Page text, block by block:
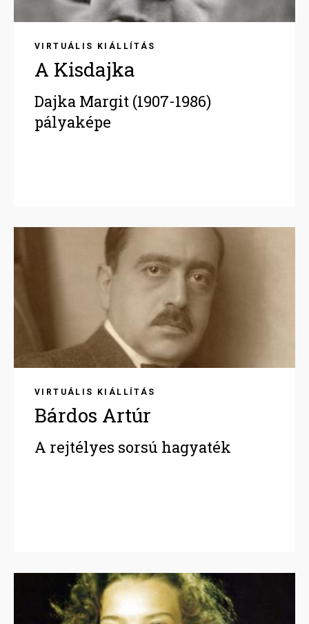
VIRTUÁLIS KIÁLLÍTÁS
A Kisdajka
Dajka Margit (1907-1986)
pályaképe
VIRTUÁLIS KIÁLLÍTÁS
Bárdos Artúr
A rejtélyes sorsú hagyaték